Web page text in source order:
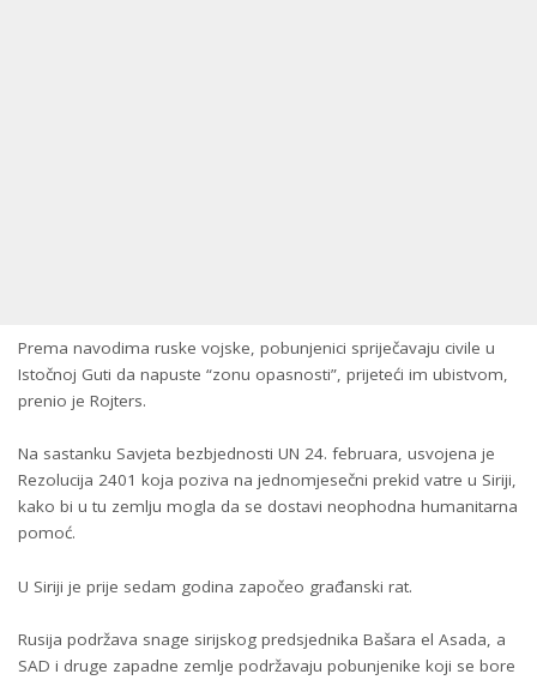
Prema navodima ruske vojske, pobunjenici spriječavaju civile u
Istočnoj Guti da napuste “zonu opasnosti”, prijeteći im ubistvom,
prenio je Rojters.
Na sastanku Savjeta bezbjednosti UN 24. februara, usvojena je
Rezolucija 2401 koja poziva na jednomjesečni prekid vatre u Siriji,
kako bi u tu zemlju mogla da se dostavi neophodna humanitarna
pomoć.
U Siriji je prije sedam godina započeo građanski rat.
Rusija podržava snage sirijskog predsjednika Bašara el Asada, a
SAD i druge zapadne zemlje podržavaju pobunjenike koji se bore